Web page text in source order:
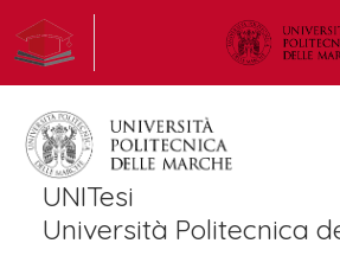
UNITesi
Università Politecnica